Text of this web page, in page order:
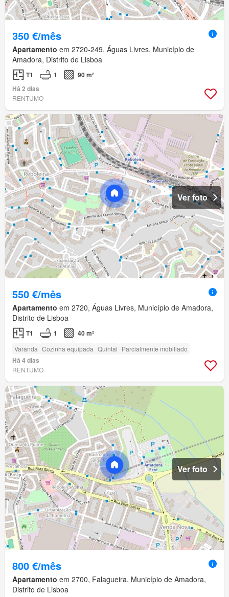
350 €/mês
Apartamento em 2720-249, Águas Livres, Município de
Amadora, Distrito de Lisboa
T1 1
90 m²
Há 2 dias
RENTUMO
Ver foto
550 €/mês
Apartamento em 2720, Águas Livres, Município de Amadora,
Distrito de Lisboa
T1 1 40 m²
Varanda Cozinha equipada Quintal Parcialmente mobiliado
Há 4 dias
RENTUMO
Ver foto
800 €/mês
Apartamento em 2700, Falagueira, Município de Amadora,
Distrito de Lisboa